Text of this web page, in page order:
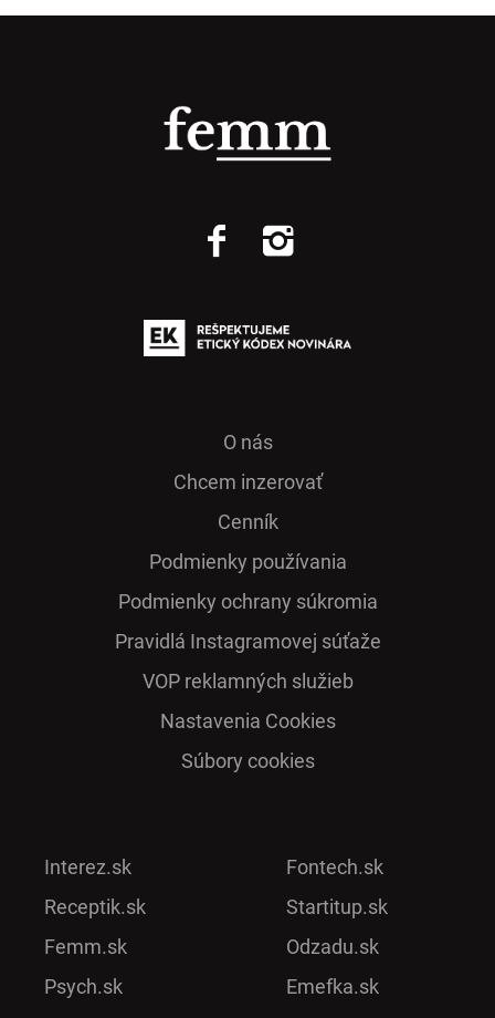
O nás
Chcem inzerovať
Cenník
Podmienky používania
Podmienky ochrany súkromia
Pra­vidlá Ins­ta­gra­mo­vej sú­ťaže
VOP reklamných služieb
Nastavenia Cookies
Súbory cookies
Interez.sk
Receptik.sk
Femm.sk
Psych.sk
Fontech.sk
Startitup.sk
Odzadu.sk
Emefka.sk